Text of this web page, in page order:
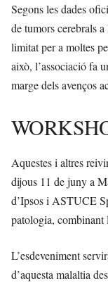
Segons les dades
de tumors cerebrals
limitat per a moltes
això, l’associació fa
marge dels avenços
Aquestes i altres
dijous 11 de juny a
d’Ipsos i ASTUCE
patologia, combinant
L’esdeveniment
d’aquesta malaltia